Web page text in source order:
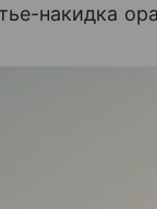
накидка